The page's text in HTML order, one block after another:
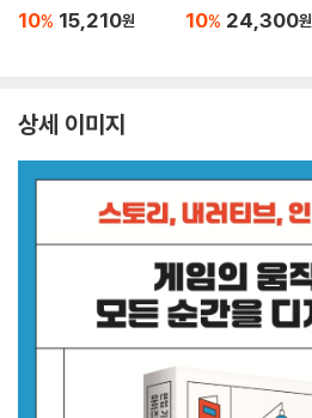
10% 15,210원 10% 24,300원
상세 이미지